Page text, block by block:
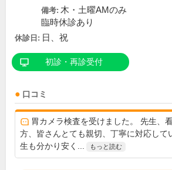
備考: 木・土曜AMのみ
臨時休診あり
休診日: 日、祝
初診・再診受付
口コミ
胃カメラ検査を受けました。 先生、
方、皆さんとても親切、丁寧に対応して
生も分かり安く...
もっと読む